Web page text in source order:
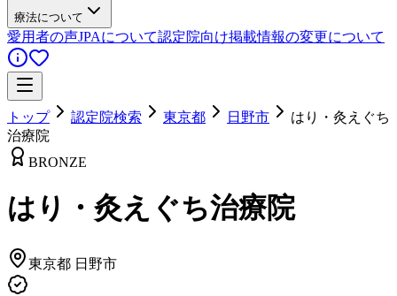
療法について
愛用者の声JPAについて認定院向け掲載情報の変更について
トップ 認定院検索 東京都 日野市
はり・灸えぐち
治療院
BRONZE
はり・灸えぐち治療院
東京都 日野市